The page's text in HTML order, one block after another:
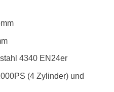
4340 EN24er
(4 Zylinder) und